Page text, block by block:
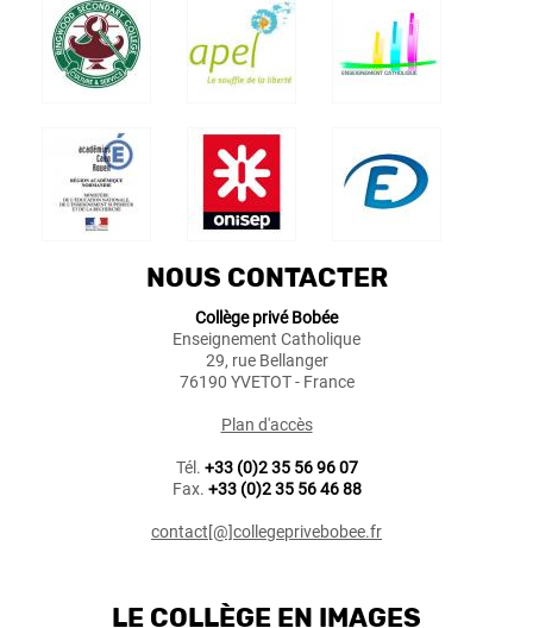
NOUS CONTACTER
Collège privé Bobée
Enseignement Catholique
29, rue Bellanger
76190 YVETOT - France
Plan d'accès
Tél. +33 (0)2 35 56 96 07
Fax. +33 (0)2 35 56 46 88
contact[@]collegeprivebobee.fr
LE COLLÈGE EN IMAGES